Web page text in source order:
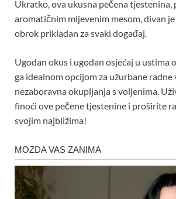
Ukratko, ova ukusna pečena tjestenina,
aromatičnim mljevenim mesom, divan
obrok prikladan za svaki događaj.
Ugodan okus i ugodan osjećaj u ustima
ga idealnom opcijom za užurbane radne
nezaboravna okupljanja s voljenima.
finoći ove pečene tjestenine i proširite
svojim najbližima!